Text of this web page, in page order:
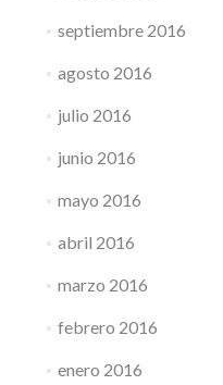
septiembre 2016
agosto 2016
julio 2016
junio 2016
mayo 2016
abril 2016
marzo 2016
febrero 2016
enero 2016